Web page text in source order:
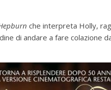
che interpreta Holly,
di andare a fare colazione